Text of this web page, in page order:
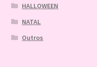
HALLOWEEN
NATAL
Outros